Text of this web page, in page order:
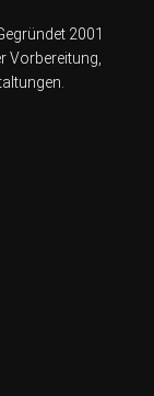
2001
Vorbereitung,